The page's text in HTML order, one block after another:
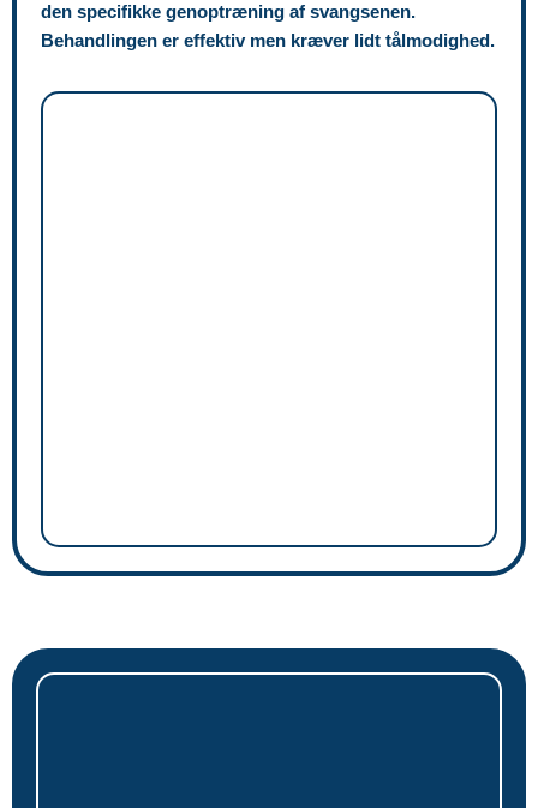
den specifikke genoptræning af svangsenen.
Behandlingen er effektiv men kræver lidt tålmodighed.